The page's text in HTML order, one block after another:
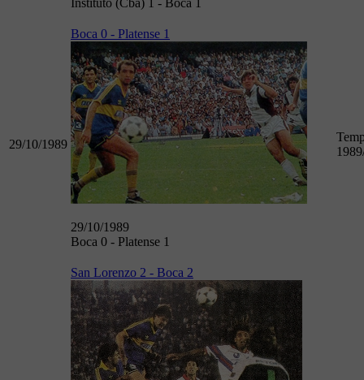
Instituto (Cba) 1 - Boca 1
29/10/1989
Boca 0 - Platense 1
29/10/1989
Boca 0 - Platense 1
San Lorenzo 2 - Boca 2